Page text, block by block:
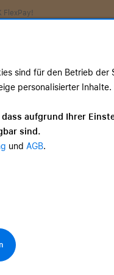
FlexPay!
Angebote
uns
sind für den Betrieb der
personalisierter Inhalte.
aufgrund Ihrer
sind.
und AGB.